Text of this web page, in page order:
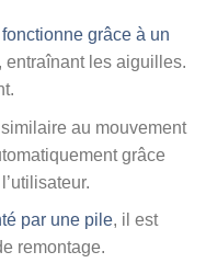
fonctionne grâce à un
les aiguilles.
similaire au mouvement
grâce
par une pile, il est
remontage.